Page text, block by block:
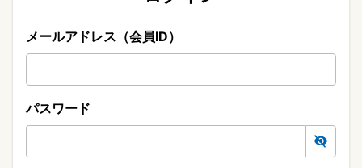
メールアドレス（会員ID）
パスワード